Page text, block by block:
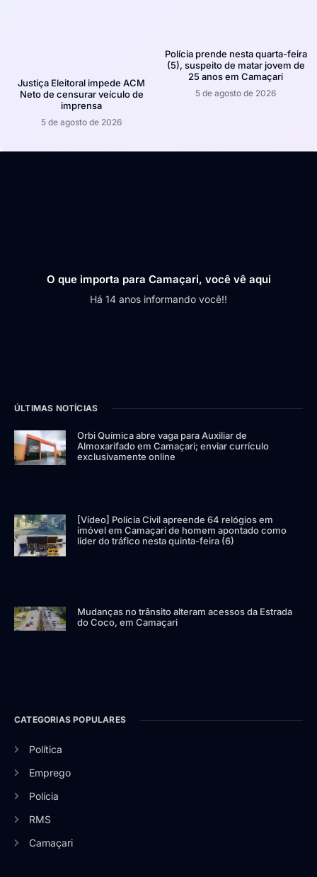
Justiça Eleitoral impede ACM
Neto de censurar veículo de
imprensa
5 de agosto de 2026
Polícia prende nesta quarta-feira
(5), suspeito de matar jovem de
25 anos em Camaçari
5 de agosto de 2026
O que importa para Camaçari, você vê aqui
Há 14 anos informando você!!
ÚLTIMAS NOTÍCIAS
Orbi Química abre vaga para Auxiliar de
Almoxarifado em Camaçari; enviar currículo
exclusivamente online
[Vídeo] Polícia Civil apreende 64 relógios em
imóvel em Camaçari de homem apontado como
líder do tráfico nesta quinta-feira (6)
Mudanças no trânsito alteram acessos da Estrada
do Coco, em Camaçari
CATEGORIAS POPULARES
Política
Emprego
Polícia
RMS
Camaçari